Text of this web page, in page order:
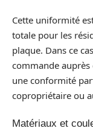
Cette uniformité
totale pour les
plaque. Dans ce
commande
une conformité
copropriétaire ou
Matériaux et